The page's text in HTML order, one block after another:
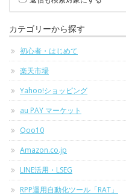
カテゴリーから探す
初心者・はじめて
楽天市場
Yahoo!ショッピング
au PAY マーケット
Qoo10
Amazon.co.jp
LINE活用・LSEG
RPP運用自動化ツール「RAT」